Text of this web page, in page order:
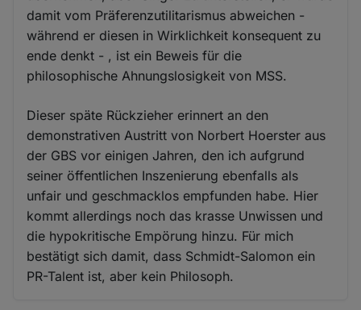
damit vom Präferenzutilitarismus abweichen -
während er diesen in Wirklichkeit konsequent zu
ende denkt - , ist ein Beweis für die
philosophische Ahnungslosigkeit von MSS.
Dieser späte Rückzieher erinnert an den
demonstrativen Austritt von Norbert Hoerster aus
der GBS vor einigen Jahren, den ich aufgrund
seiner öffentlichen Inszenierung ebenfalls als
unfair und geschmacklos empfunden habe. Hier
kommt allerdings noch das krasse Unwissen und
die hypokritische Empörung hinzu. Für mich
bestätigt sich damit, dass Schmidt-Salomon ein
PR-Talent ist, aber kein Philosoph.